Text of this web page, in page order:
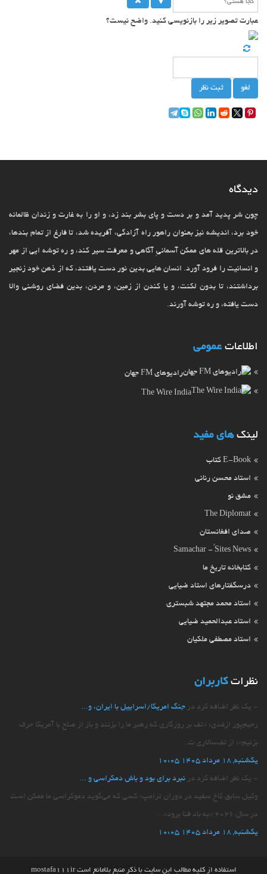
عبارت تصویر زیر را بازنویسی کنید. واضح نیست؟
لغو ثبت نظر
دیدگاه
چون شر پدید آمد و بر دست و پای بشر بند زد، و او را به غارت و زندان ظالمانه
خود برد، اندیشه نیز بعنوان راهور راه آزادگی، آفریده شد، تا فارغ از تمام بندها،
در بالاترین قله های ممکن آسمانیِ آگاهی و معرفت سیر کند، و ره توشه ایی از مهر
و انسانیت را فرود آورد. انسان هایی بدین نور دست یافتند، که از ذهن خود زنجیر
برداشتند، تا بدون لکنت، و یا کندن از زمین، و مردن، بدین فضای روشنی والا
دست یافته، و ره توشه آورند.
اطلاعات عمومی
رادیوهای FM جهان
The Wire India
لینک های مفید
E-Book کتاب
استاد محسن رنانی
مشق نو
The Diplomat
صدای افغانستان
Samachar - ُSites News
کتابخانه تاریخ ما
درسگفتارهای استاد ضیایی
استاد محمد مجتهد شبستری
استاد عبدالحمید ضیایی
استاد مصطفی ملکیان
نظرات کاربران
- یک نظر اضافه کرد در جنگ امریکا/اسراییل با ایران، و...
رحیم‌پور ازغدی: «تف بر روزگاری که رهبر ما را بزنند و باز از صلح با آمریکا حرف
بزنیم»؛ از تف‌سالاری ت...
یکشنبه, 18 مرداد 1405 10:05
- یک نظر اضافه کرد در نبرد برای بود و باش دمکراسی و ...
وکیل سابق کاخ سفید در دوران ترامپ؛ کسی که می‌گوید دموکراسی ما ممکن است
در سال ۲۰۲۶ «به باد فنا برود»...
یکشنبه, 18 مرداد 1405 10:05
استفاده از کلیه مطالب این سایت با ذکر منبع بلامانع استmostafa111ir